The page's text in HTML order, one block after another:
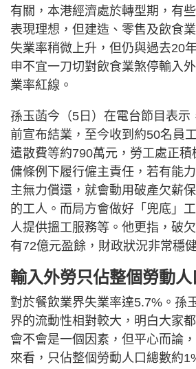
有關，本港經濟處於轉型期，有
表現理想，但建造、零售及飲食
失業率稍微上升，但仍與過去20
申不宜一刀切對飲食業煞停輸入
業率紅線。
孫玉菡今（5日）在電台節目表示
前宣布結業，至今收到約50名員
遣散費等約790萬元，勞工處正積
傭條例下履行僱主責任，若有能
主無力償還，就會動用破產欠薪
的工人。而局方會做好「兜底」
人提供搵工服務等。他更指，破
有72億元盈餘，財政狀況非常穩健
輸入外勞只佔整個勞動
對於餐飲業界失業率達5.7%。孫
界的流動性相對較大，明白大家
會不會是一個因素，但平心而論
來看，只佔整個勞動人口總數約